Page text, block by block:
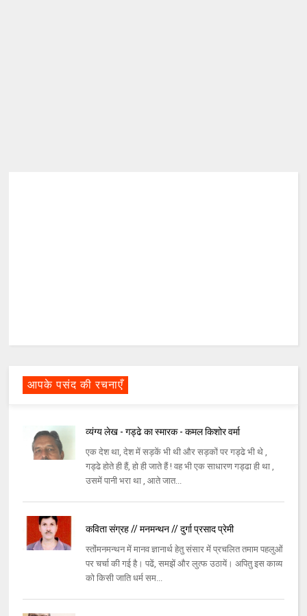
आपके पसंद की रचनाएँ
व्यंग्य लेख - गड्ढे का स्मारक - कमल किशोर वर्मा
एक देश था, देश में सड़कें भी थी और सड़कों पर गड्ढे भी थे ,
गड्ढे होते ही हैं, हो ही जाते हैं ! वह भी एक साधारण गड्ढा ही था ,
उसमें पानी भरा था , आते जात...
कविता संग्रह // मनमन्थन // दुर्गा प्रसाद प्रेमी
स्तोंमनमन्थन में मानव ज्ञानार्थ हेतु संसार में प्रचलित तमाम पहलुओं
पर चर्चा की गई है। पढें, समझें और लुत्फ उठायें। अपितु इस काव्य
को किसी जाति धर्म सम...